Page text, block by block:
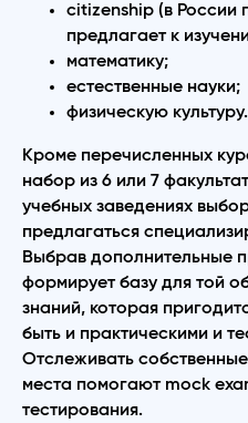
citizenship (в России
предлагает к
математику;
естественные науки;
физическую культуру.
Кроме перечисленных
набор из 6 или 7
учебных заведениях
предлагаться
Выбрав дополнительные
формирует базу для той
знаний, которая
быть и практическими и
Отслеживать
места помогают mock
тестирования.